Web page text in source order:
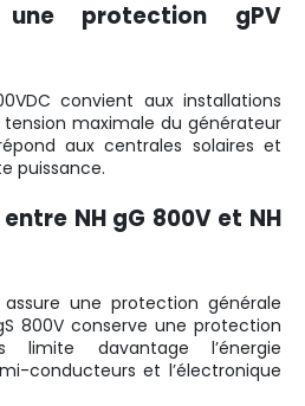
protection gPV
convient aux installations
maximale du générateur
aux centrales solaires et
puissance.
NH gG 800V et NH
une protection générale
800V conserve une protection
limite davantage l’énergie
conducteurs et l’électronique